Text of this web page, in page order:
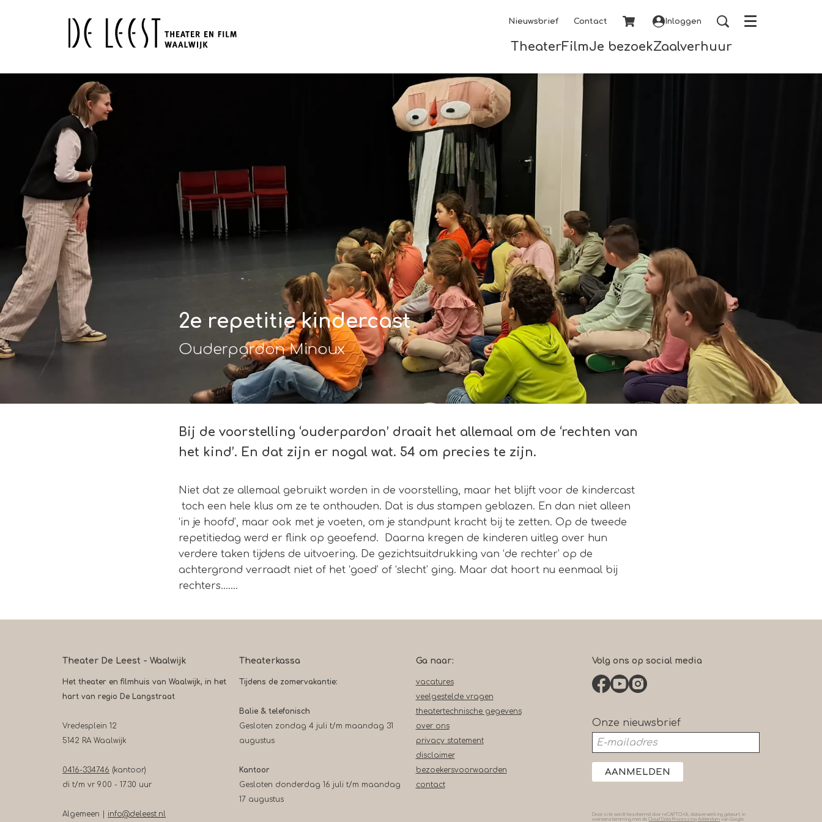
Nieuwsbrief Contact Inloggen
TheaterFilmJe bezoekZaalverhuur
Menu
2e repetitie kindercast
Ouderpardon Minoux
Bij de voorstelling ‘ouderpardon’ draait het allemaal om de ‘rechten van
het kind’. En dat zijn er nogal wat. 54 om precies te zijn.
Niet dat ze allemaal gebruikt worden in de voorstelling, maar het blijft voor de kindercast
toch een hele klus om ze te onthouden. Dat is dus stampen geblazen. En dan niet alleen
‘in je hoofd’, maar ook met je voeten, om je standpunt kracht bij te zetten. Op de tweede
repetitiedag werd er flink op geoefend. Daarna kregen de kinderen uitleg over hun
verdere taken tijdens de uitvoering. De gezichtsuitdrukking van ‘de rechter’ op de
achtergrond verraadt niet of het ‘goed’ of ‘slecht’ ging. Maar dat hoort nu eenmaal bij
rechters…….
Theater De Leest - Waalwijk
Het theater en filmhuis van Waalwijk, in het
hart van regio De Langstraat
Vredesplein 12
5142 RA Waalwijk
0416-334746 (kantoor)
di t/m vr 9.00 - 17.30 uur
Algemeen | info@deleest.nl
Theaterkassa
Tijdens de zomervakantie:
Balie & telefonisch
Gesloten zondag 4 juli t/m maandag 31
augustus
Kantoor
Gesloten donderdag 16 juli t/m maandag
17 augustus
Ga naar:
vacatures
veelgestelde vragen
theatertechnische gegevens
over ons
privacy statement
disclaimer
bezoekersvoorwaarden
contact
Volg ons op social media
Onze nieuwsbrief
AANMELDEN
Deze site wordt beschermd door reCAPTCHA, dataverwerking gebeurt in
overeenstemming met deCloud Data Processing Addendum van Google.